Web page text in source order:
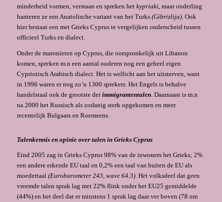
minderheid vormen, verstaan en spreken het kypriaki , maar onderling
hanteren ze een Anatolische variant van het Turks (Gibrizlija). Ook
hier bestaat een met Grieks Cyprus te vergelijken onderscheid tussen
officieel Turks en dialect.
Onder de maronieten op Cyprus, die oorspronkelijk uit Libanon
komen, spreken m.n een aantal ouderen nog een geheel eigen
Cypriotisch Arabisch dialect. Het is wellicht aan het uitsterven, want
in 1996 waren er nog zo’n 1300 sprekers. Het Engels is behalve
handelstaal ook de grootste derimmigrantentalen. Daarnaast is m.n
na 2000 het Russisch als zodanig sterk opgekomen en meer
recentelijk Bulgaars en Roemeens.
Talenkennis en opinie over talen in Grieks Cyprus
Eind 2005 zag in Grieks Cyprus 98% van de inwoners het Grieks; 2%
een andere erkende EU taal en 0,2% een taal van buiten de EU als
moedertaal (Eurobarometer 243, wave 64.3). Het volksdeel dat geen
vreemde talen sprak lag met 22% flink onder het EU25 gemiddelde
(44%) en het deel dat er minstens 1 sprak lag daar ver boven (78 om